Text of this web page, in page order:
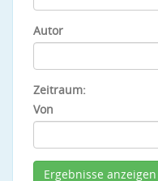
Autor
Zeitraum:
Von